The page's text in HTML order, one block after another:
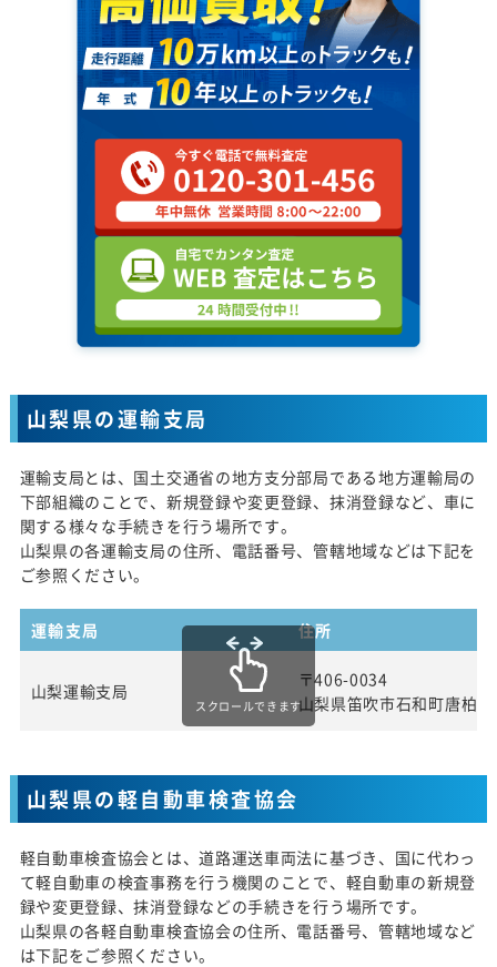
山梨県の運輸支局
運輸支局とは、国土交通省の地方支分部局である地方運輸局の
下部組織のことで、新規登録や変更登録、抹消登録など、車に
関する様々な手続きを行う場所です。
山梨県の各運輸支局の住所、電話番号、管轄地域などは下記を
ご参照ください。
運輸支局 住所
山梨運輸支局
〒406-0034
山梨県笛吹市石和町唐柏
スクロールできます
山梨県の軽自動車検査協会
軽自動車検査協会とは、道路運送車両法に基づき、国に代わっ
て軽自動車の検査事務を行う機関のことで、軽自動車の新規登
録や変更登録、抹消登録などの手続きを行う場所です。
山梨県の各軽自動車検査協会の住所、電話番号、管轄地域など
は下記をご参照ください。